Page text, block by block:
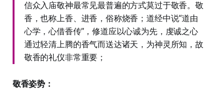
信众入庙敬神最常见最普遍的方式莫过于敬香。敬
香，也称上香、进香，俗称烧香；道经中说“道由
心学，心借香传”，修道应以心诚为先，虔诚之心
通过轻清上腾的香气而送达诸天，为神灵所知，故
敬香的礼仪非常重要；
敬香姿势：